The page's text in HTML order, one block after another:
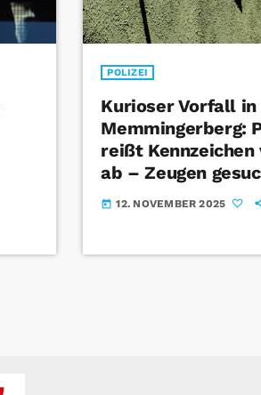
POLIZEI
Kurioser Vorfall in
Memmingerberg:
reißt Kennzeichen
ab – Zeugen
today 12. NOVEMBER 2025